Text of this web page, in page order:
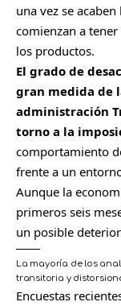
una vez se
comienzan a
los productos.
El grado de
gran medida de
administración
torno a la
comportamiento
frente a un
Aunque la
primeros seis
un posible
La mayoría de los
transitoria y
Encuestas